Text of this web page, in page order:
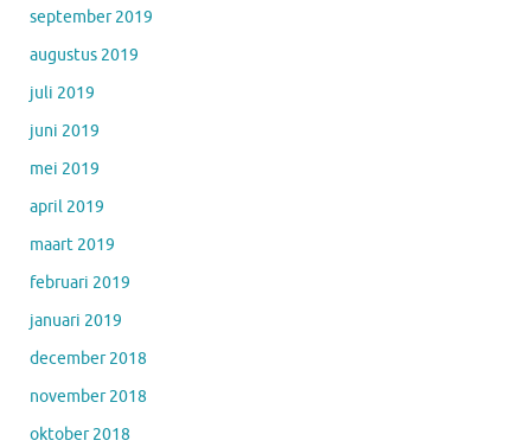
september 2019
augustus 2019
juli 2019
juni 2019
mei 2019
april 2019
maart 2019
februari 2019
januari 2019
december 2018
november 2018
oktober 2018